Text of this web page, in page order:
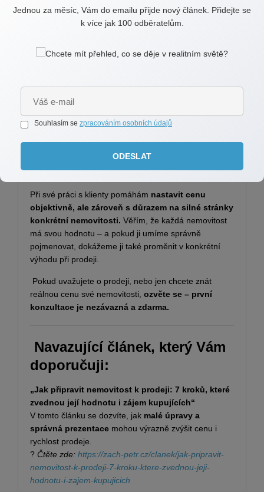
Vyšší výnos:Nemovitost s realisticky
která je dlouho neprodejná.
Lepší vyjednávací pozice:
nemovitost zájemce, můžete vybírat – ne být
Můj přístup
Při své práci s klienty pomáhám nastavit cenu
objektivně, ale zároveň s důrazem na silné stránky
konkrétní nemovitosti. Věřím, že každá nemovitost
má svou hodnotu – a pokud ji umíme správně
pojmenovat, dokážeme ji také proměnit v konkrétní
výhodu při prodeji.
Pokud uvažujete o prodeji, nebo jen chcete znát
reálnou cenu své nemovitosti, ozvěte se – první
konzultace je nezávazná a zdarma.
Navazující článek, který Vám
doporučuji:
„Jak připravit nemovitost k prodeji: 7 kroků, které
zvednou její hodnotu i zájem kupujících“
V tomto článku se dozvíte, jak malé úpravy a
správná prezentace mohou výrazně zvýšit cenu i
rychlost prodeje.
? Čtěte zde: https://zach-petr.cz/clanek/jak-pripravit-
nemovitost-k-prodeji-7-kroku-ktere-zvednou-jeji-
hodnotu-i-zajem-kupujicich
Jednou za měsíc, Vám do emailu přijde nový článek. Přidejte se
k více jak 100 odběratelům.
Souhlasím se zpracováním osobních údajů
ODESLAT